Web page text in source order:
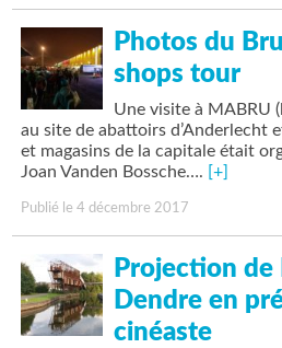
Photos du
shops tour
Une visite à MABRU
au site de abattoirs d’Anderlecht
et magasins de la capitale était
Joan Vanden Bossche…. [+]
Publié le 4 décembre 2017
Projection de
Dendre en
cinéaste